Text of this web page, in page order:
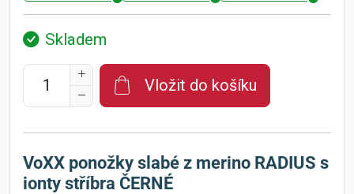
Skladem
Vložit do košíku
VoXX ponožky slabé z merino RADIUS s
ionty stříbra ČERNÉ